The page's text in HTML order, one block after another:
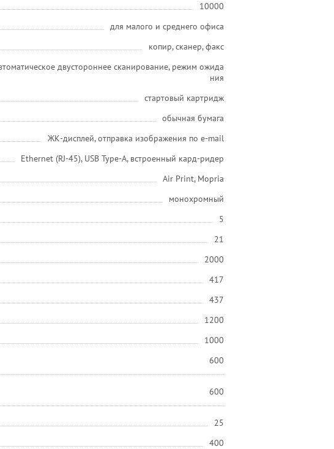
10000
для малого и среднего офиса
копир, сканер, факс
двустороннее сканирование, режим ожида
ния
стартовый картридж
обычная бумага
ЖК-дисплей, отправка изображения по e-mail
Ethernet (RJ-45), USB Type-A, встроенный кард-ридер
Air Print, Mopria
монохромный
5
21
2000
417
437
1200
1000
600
600
25
400